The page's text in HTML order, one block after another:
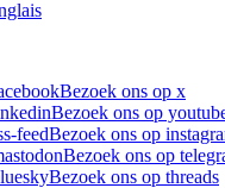
Bezoek ons op x
Bezoek ons op
feedBezoek ons op
Bezoek ons op
Bezoek ons op threads